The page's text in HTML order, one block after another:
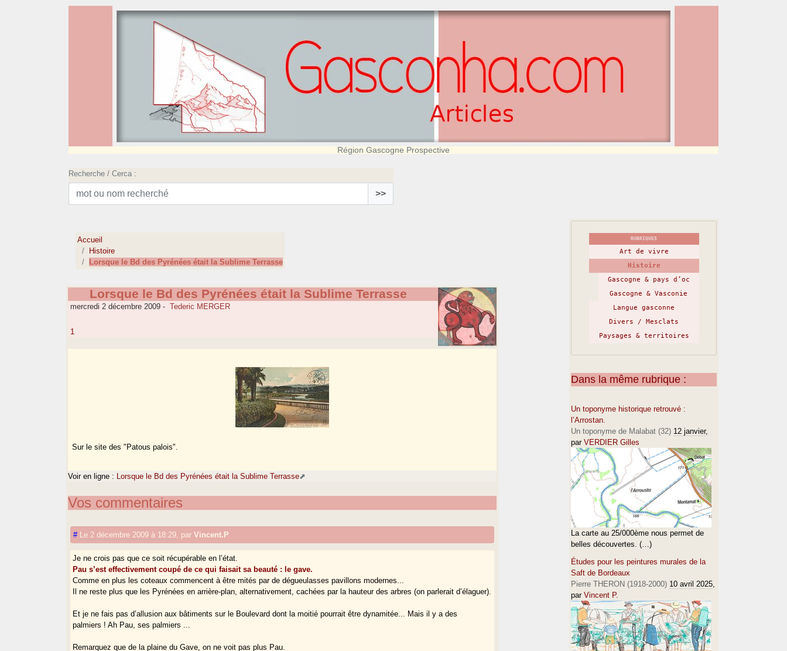
Région Gascogne Prospective
Recherche / Cerca :
>>
Accueil
Histoire
Lorsque le Bd des Pyrénées était la Sublime Terrasse
Lorsque le Bd des Pyrénées était la Sublime Terrasse
mercredi 2 décembre 2009 - Tederic MERGER
1
Sur le site des "Patous palois".
Voir en ligne : Lorsque le Bd des Pyrénées était la Sublime Terrasse
Vos commentaires
# Le 2 décembre 2009 à 18:29 parVincent.P
Je ne crois pas que ce soit récupérable en l’état.
Pau s’est effectivement coupé de ce qui faisait sa beauté : le gave.
Comme en plus les coteaux commencent à être mités par de dégueulasses pavillons modernes...
Il ne reste plus que les Pyrénées en arrière-plan, alternativement, cachées par la hauteur des arbres (on parlerait d’élaguer).
Et je ne fais pas d’allusion aux bâtiments sur le Boulevard dont la moitié pourrait être dynamitée... Mais il y a des
palmiers ! Ah Pau, ses palmiers ...
Remarquez que de la plaine du Gave, on ne voit pas plus Pau.
RUBRIQUES
Art de vivre
Histoire
Gascogne & pays d’oc
Gascogne & Vasconie
Langue gasconne
Divers / Mesclats
Paysages & territoires
Dans la même rubrique :
Un toponyme historique retrouvé :
l’Arrostan.
Un toponyme de Malabat (32) 12 janvier,
par VERDIER Gilles
La carte au 25/000ème nous permet de
belles découvertes. (…)
Études pour les peintures murales de la
Saft de Bordeaux
Pierre THERON (1918-2000) 10 avril 2025,
par Vincent P.